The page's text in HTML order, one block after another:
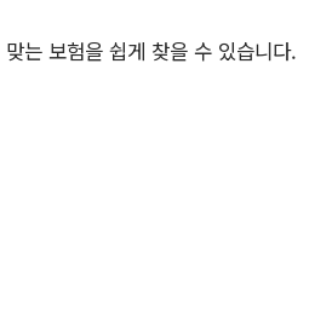
는 보험을 쉽게 찾을 수 있습니다.